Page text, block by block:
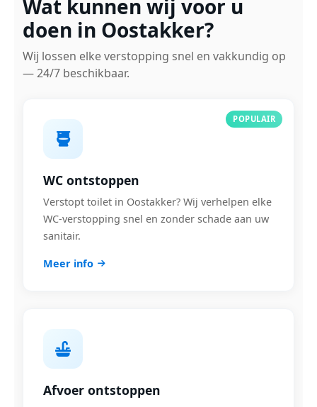
Wat kunnen wij voor u
doen in Oostakker?
Wij lossen elke verstopping snel en vakkundig op
— 24/7 beschikbaar.
POPULAIR
WC ontstoppen
Verstopt toilet in Oostakker? Wij verhelpen elke
WC-verstopping snel en zonder schade aan uw
sanitair.
Meer info
Afvoer ontstoppen